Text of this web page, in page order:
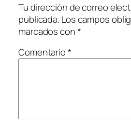
Tu dirección de correo
publicada. Los campos
marcados con*
Comentario*